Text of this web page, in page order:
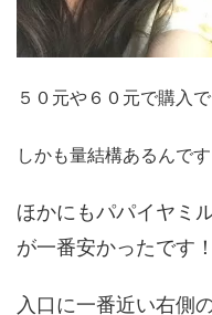
５０元や６０元で購入
しかも量結構あるんです
ほかにもパパイヤミ
が一番安かったです！
入口に一番近い右側